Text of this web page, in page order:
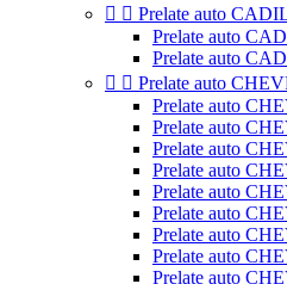
  Prelate auto
Prelate auto
Prelate auto
  Prelate auto
Prelate auto
Prelate auto
Prelate auto
Prelate auto
Prelate auto
Prelate auto
Prelate auto
Prelate auto
Prelate auto